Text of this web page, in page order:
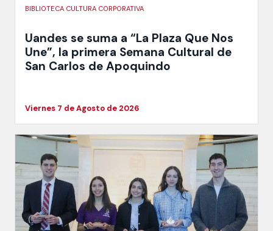
BIBLIOTECA CULTURA CORPORATIVA
Uandes se suma a “La Plaza Que Nos
Une”, la primera Semana Cultural de
San Carlos de Apoquindo
Viernes 7 de Agosto de 2026